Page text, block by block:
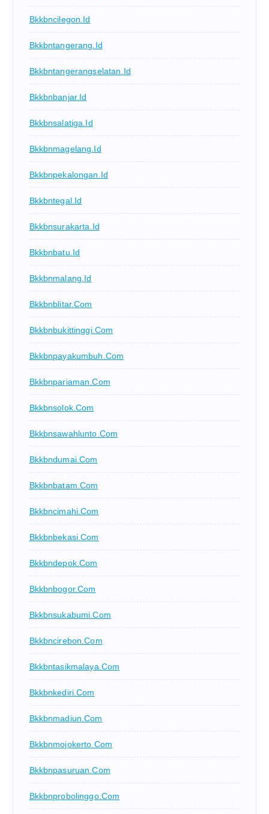
Bkkbncilegon.id
Bkkbntangerang.id
Bkkbntangerangselatan.id
Bkkbnbanjar.id
Bkkbnsalatiga.id
Bkkbnmagelang.id
Bkkbnpekalongan.id
Bkkbntegal.id
Bkkbnsurakarta.id
Bkkbnbatu.id
Bkkbnmalang.id
Bkkbnblitar.com
Bkkbnbukittinggi.com
Bkkbnpayakumbuh.com
Bkkbnpariaman.com
Bkkbnsolok.com
Bkkbnsawahlunto.com
Bkkbndumai.com
Bkkbnbatam.com
Bkkbncimahi.com
Bkkbnbekasi.com
Bkkbndepok.com
Bkkbnbogor.com
Bkkbnsukabumi.com
Bkkbncirebon.com
Bkkbntasikmalaya.com
Bkkbnkediri.com
Bkkbnmadiun.com
Bkkbnmojokerto.com
Bkkbnpasuruan.com
Bkkbnprobolinggo.com